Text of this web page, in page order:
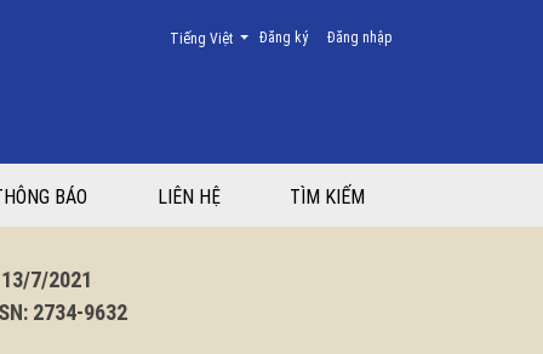
Đăng ký Đăng nhập
Thay đổi ngôn ngữ. Ngôn ngữ hiện tại là:
Tiếng Việt
BÁO LIÊN HỆ TÌM KIẾM
7/2021
2734-9632